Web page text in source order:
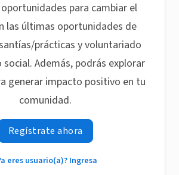
para cambiar el
las últimas oportunidades de
prácticas y voluntariado
Además, podrás explorar
generar impacto positivo en tu
comunidad.
Regístrate ahora
eres usuario(a)? Ingresa